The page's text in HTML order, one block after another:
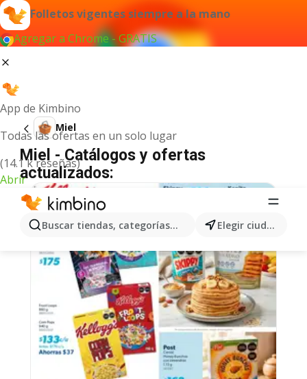
Folletos vigentes siempre a la mano
Agregar a Chrome - GRATIS
App de Kimbino
Todas las ofertas en un solo lugar
(14.1 k reseñas)
Abrir
Buscar tiendas, categorías, productos... Elegir ciudad
Miel
Miel - Catálogos y ofertas
actualizados: